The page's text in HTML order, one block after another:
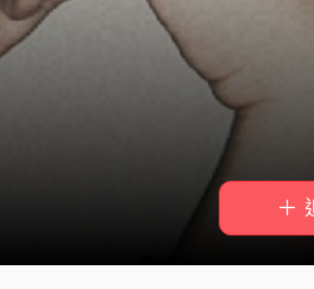
＋